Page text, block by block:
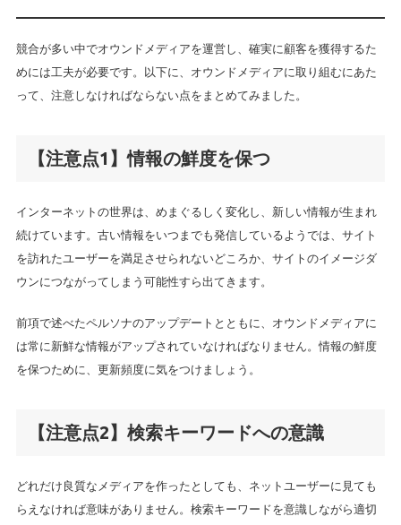
競合が多い中でオウンドメディアを運営し、確実に顧客を獲得するた
めには工夫が必要です。以下に、オウンドメディアに取り組むにあた
って、注意しなければならない点をまとめてみました。
【注意点1】情報の鮮度を保つ
インターネットの世界は、めまぐるしく変化し、新しい情報が生まれ
続けています。古い情報をいつまでも発信しているようでは、サイト
を訪れたユーザーを満足させられないどころか、サイトのイメージダ
ウンにつながってしまう可能性すら出てきます。
前項で述べたペルソナのアップデートとともに、オウンドメディアに
は常に新鮮な情報がアップされていなければなりません。情報の鮮度
を保つために、更新頻度に気をつけましょう。
【注意点2】検索キーワードへの意識
どれだけ良質なメディアを作ったとしても、ネットユーザーに見ても
らえなければ意味がありません。検索キーワードを意識しながら適切